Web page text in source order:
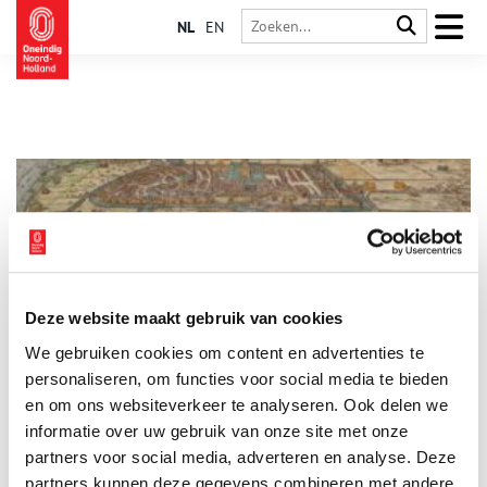
Deze website maakt gebruik van cookies
We gebruiken cookies om content en advertenties te
personaliseren, om functies voor social media te bieden
en om ons websiteverkeer te analyseren. Ook delen we
informatie over uw gebruik van onze site met onze
partners voor social media, adverteren en analyse. Deze
partners kunnen deze gegevens combineren met andere
NL EN
Toen Alva de tiende penning probeerde in te voeren stuitte hij
op groot verzet. Met de steun van de uitgeweken calvinisten
naar Duitsland verwierf Prins Willem van Oranje een leger om
Alva te verjagen. In de slag bij Heiligerlee in 1568 behaalde
zijn broer Lodewijk een overwinning op de Spanjaarden, maar
kort daarna werd hij verslagen door het Spaanse leger onder
Alva. Daarop werd het plan beraamd enige steden te